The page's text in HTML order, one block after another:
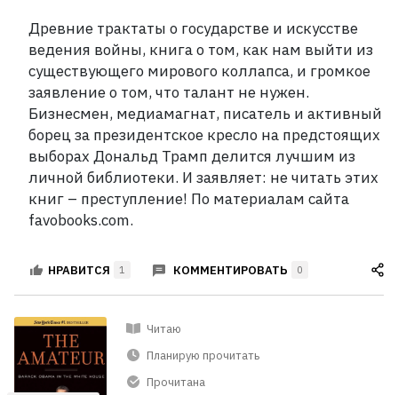
Рейтинги
от
знаменитостей
Бестселлеры
Книги
Экранизации
Коллекции
Древние трактаты о государстве и искусстве
ведения войны, книга о том, как нам выйти из
существующего мирового коллапса, и громкое
заявление о том, что талант не нужен.
Бизнесмен, медиамагнат, писатель и активный
борец за президентское кресло на предстоящих
выборах Дональд Трамп делится лучшим из
личной библиотеки. И заявляет: не читать этих
книг – преступление! По материалам сайта
favobooks.com.
НРАВИТСЯ 1 КОММЕНТИРОВАТЬ 0
Читаю
Планирую прочитать
Прочитана